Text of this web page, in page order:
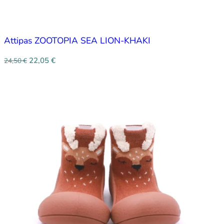
Attipas ZOOTOPIA SEA LION-KHAKI
24,50€ 22,05 €